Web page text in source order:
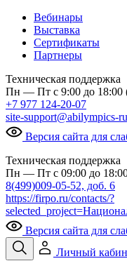
Вебинары
Выставка
Сертификаты
Партнеры
Техническая поддержка
Пн — Пт с 9:00 до
+7 977 124-20-07
site-support@abilympics-
Версия сайта для
Техническая поддержка
Пн — Пт с 09:00 до
8(499)009-05-52, доб. 6
https://firpo.ru/contacts/?
Версия сайта для
Личный